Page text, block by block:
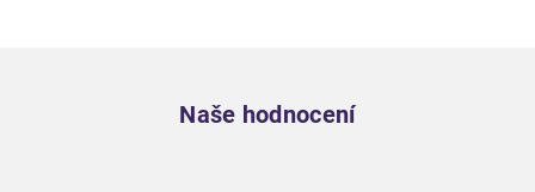
Naše hodnocení